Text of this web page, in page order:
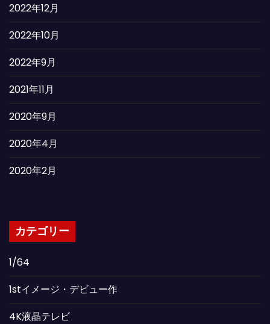
2022年12月
2022年10月
2022年9月
2021年11月
2020年9月
2020年4月
2020年2月
カテゴリー
1/64
1stイメージ・デビュー作
4K液晶テレビ